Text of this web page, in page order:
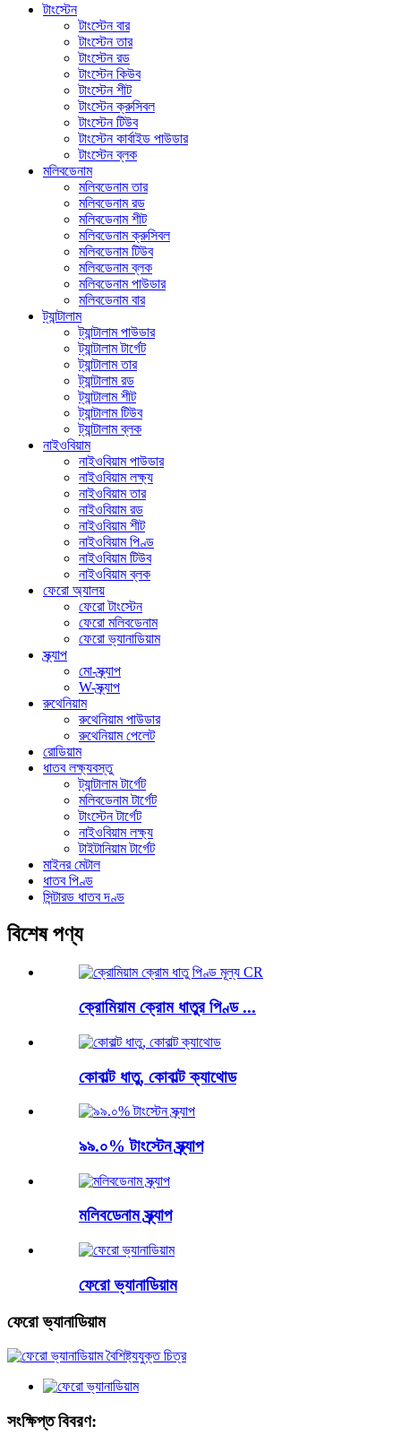
টাংস্টেন
টাংস্টেন বার
টাংস্টেন তার
টাংস্টেন রড
টাংস্টেন কিউব
টাংস্টেন শীট
টাংস্টেন ক্রুসিবল
টাংস্টেন টিউব
টাংস্টেন কার্বাইড পাউডার
টাংস্টেন ব্লক
মলিবডেনাম
মলিবডেনাম তার
মলিবডেনাম রড
মলিবডেনাম শীট
মলিবডেনাম ক্রুসিবল
মলিবডেনাম টিউব
মলিবডেনাম ব্লক
মলিবডেনাম পাউডার
মলিবডেনাম বার
ট্যান্টালাম
ট্যান্টালাম পাউডার
ট্যান্টালাম টার্গেট
ট্যান্টালাম তার
ট্যান্টালাম রড
ট্যান্টালাম শীট
ট্যান্টালাম টিউব
ট্যান্টালাম ব্লক
নাইওবিয়াম
নাইওবিয়াম পাউডার
নাইওবিয়াম লক্ষ্য
নাইওবিয়াম তার
নাইওবিয়াম রড
নাইওবিয়াম শীট
নাইওবিয়াম পিণ্ড
নাইওবিয়াম টিউব
নাইওবিয়াম ব্লক
ফেরো অ্যালয়
ফেরো টাংস্টেন
ফেরো মলিবডেনাম
ফেরো ভ্যানাডিয়াম
স্ক্র্যাপ
মো-স্ক্র্যাপ
W-স্ক্র্যাপ
রুথেনিয়াম
রুথেনিয়াম পাউডার
রুথেনিয়াম পেলেট
রোডিয়াম
ধাতব লক্ষ্যবস্তু
ট্যান্টালাম টার্গেট
মলিবডেনাম টার্গেট
টাংস্টেন টার্গেট
নাইওবিয়াম লক্ষ্য
টাইটানিয়াম টার্গেট
মাইনর মেটাল
ধাতব পিণ্ড
সিন্টারড ধাতব দণ্ড
বিশেষ পণ্য
ক্রোমিয়াম ক্রোম ধাতুর পিণ্ড ...
কোবাল্ট ধাতু, কোবাল্ট ক্যাথোড
৯৯.০% টাংস্টেন স্ক্র্যাপ
মলিবডেনাম স্ক্র্যাপ
ফেরো ভ্যানাডিয়াম
ফেরো ভ্যানাডিয়াম
সংক্ষিপ্ত বিবরণ: